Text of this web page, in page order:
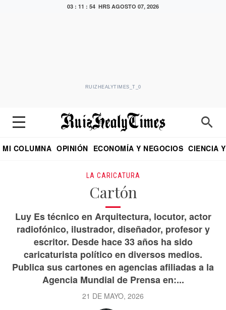
03 : 11 : 54 HRS AGOSTO 07, 2026
RUIZHEALYTIMES_T_0
MI COLUMNA OPINIÓN ECONOMÍA Y NEGOCIOS CIENCIA
LA CARICATURA
Cartón
Luy Es técnico en Arquitectura, locutor, actor
radiofónico, ilustrador, diseñador, profesor y
escritor. Desde hace 33 años ha sido
caricaturista político en diversos medios.
Publica sus cartones en agencias afiliadas a la
Agencia Mundial de Prensa en:...
21 DE MAYO, 2026